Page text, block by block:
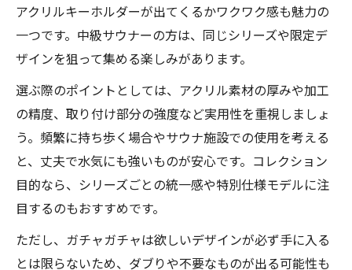
アクリルキーホルダーが出てくるかワクワク感も魅力の
一つです。中級サウナーの方は、同じシリーズや限定デ
ザインを狙って集める楽しみがあります。
選ぶ際のポイントとしては、アクリル素材の厚みや加工
の精度、取り付け部分の強度など実用性を重視しましょ
う。頻繁に持ち歩く場合やサウナ施設での使用を考える
と、丈夫で水気にも強いものが安心です。コレクション
目的なら、シリーズごとの統一感や特別仕様モデルに注
目するのもおすすめです。
ただし、ガチャガチャは欲しいデザインが必ず手に入る
とは限らないため、ダブりや不要なものが出る可能性も